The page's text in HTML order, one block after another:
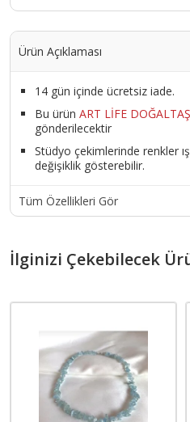
Ürün Açıklaması
14 gün içinde ücretsiz iade.
Bu ürün ART LİFE DOĞALTAŞ
gönderilecektir
Stüdyo çekimlerinde renkler
değişiklik gösterebilir.
Tüm Özellikleri Gör
İlginizi Çekebilecek